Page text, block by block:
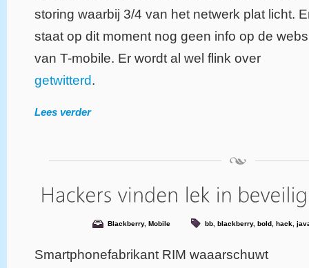
storing waarbij 3/4 van het netwerk plat licht.
staat op dit moment nog geen info op de
van T-mobile. Er wordt al wel flink over
getwitterd.
Lees verder
Blackberry, Mobile bb, blackberry, bold, hack,
Smartphonefabrikant RIM waaarschuwt